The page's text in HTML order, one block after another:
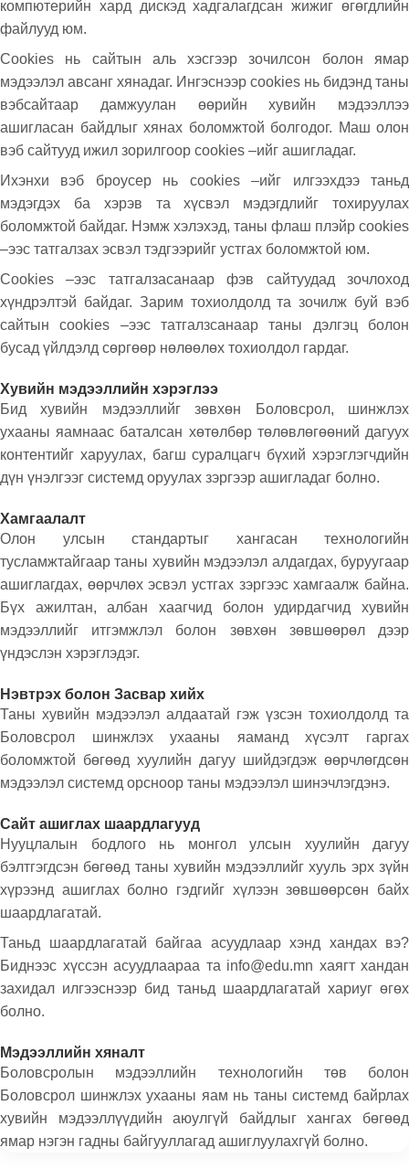
компютерийн хард дискэд хадгалагдсан жижиг өгөгдлийн
файлууд юм.
Cookies нь сайтын аль хэсгээр зочилсон болон ямар
мэдээлэл авсанг хянадаг. Ингэснээр cookies нь бидэнд таны
вэбсайтаар дамжуулан өөрийн хувийн мэдээллээ
ашигласан байдлыг хянах боломжтой болгодог. Маш олон
вэб сайтууд ижил зорилгоор cookies –ийг ашигладаг.
Ихэнхи вэб броусер нь cookies –ийг илгээхдээ таньд
мэдэгдэх ба хэрэв та хүсвэл мэдэгдлийг тохируулах
боломжтой байдаг. Нэмж хэлэхэд, таны флаш плэйр cookies
–ээс татгалзах эсвэл тэдгээрийг устгах боломжтой юм.
Cookies –ээс татгалзасанаар фэв сайтуудад зочлоход
хүндрэлтэй байдаг. Зарим тохиолдолд та зочилж буй вэб
сайтын cookies –ээс татгалзсанаар таны дэлгэц болон
бусад үйлдэлд сөргөөр нөлөөлөх тохиолдол гардаг.
Хувийн мэдээллийн хэрэглээ
Бид хувийн мэдээллийг зөвхөн Боловсрол, шинжлэх
ухааны яамнаас баталсан хөтөлбөр төлөвлөгөөний дагуух
контентийг харуулах, багш суралцагч бүхий хэрэглэгчдийн
дүн үнэлгээг системд оруулах зэргээр ашигладаг болно.
Хамгаалалт
Олон улсын стандартыг хангасан технологийн
тусламжтайгаар таны хувийн мэдээлэл алдагдах, буруугаар
ашиглагдах, өөрчлөх эсвэл устгах зэргээс хамгаалж байна.
Бүх ажилтан, албан хаагчид болон удирдагчид хувийн
мэдээллийг итгэмжлэл болон зөвхөн зөвшөөрөл дээр
үндэслэн хэрэглэдэг.
Нэвтрэх болон Засвар хийх
Таны хувийн мэдээлэл алдаатай гэж үзсэн тохиолдолд та
Боловсрол шинжлэх ухааны яаманд хүсэлт гаргах
боломжтой бөгөөд хуулийн дагуу шийдэгдэж өөрчлөгдсөн
мэдээлэл системд орсноор таны мэдээлэл шинэчлэгдэнэ.
Сайт ашиглах шаардлагууд
Нууцлалын бодлого нь монгол улсын хуулийн дагуу
бэлтгэгдсэн бөгөөд таны хувийн мэдээллийг хууль эрх зүйн
хүрээнд ашиглах болно гэдгийг хүлээн зөвшөөрсөн байх
шаардлагатай.
Таньд шаардлагатай байгаа асуудлаар хэнд хандах вэ?
Биднээс хүссэн асуудлаараа та info@edu.mn хаягт хандан
захидал илгээснээр бид таньд шаардлагатай хариуг өгөх
болно.
Мэдээллийн хяналт
Боловсролын мэдээллийн технологийн төв болон
Боловсрол шинжлэх ухааны яам нь таны системд байрлах
хувийн мэдээллүүдийн аюулгүй байдлыг хангах бөгөөд
ямар нэгэн гадны байгууллагад ашиглуулахгүй болно.